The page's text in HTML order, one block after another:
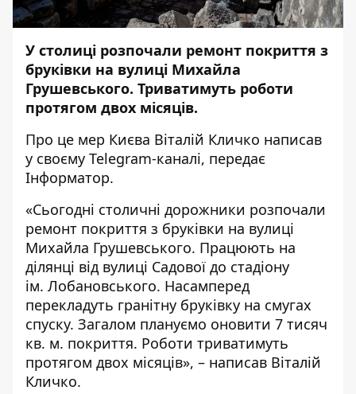
У столиці розпочали ремонт покриття з
бруківки на вулиці Михайла
Грушевського. Триватимуть роботи
протягом двох місяців.
Про це мер Києва Віталій Кличко написав
у своєму Telegram-каналі, передає
Інформатор.
«Сьогодні столичні дорожники розпочали
ремонт покриття з бруківки на вулиці
Михайла Грушевського. Працюють на
ділянці від вулиці Садової до стадіону
ім. Лобановського. Насамперед
перекладуть гранітну бруківку на смугах
спуску. Загалом плануємо оновити 7 тисяч
кв. м. покриття. Роботи триватимуть
протягом двох місяців», – написав Віталій
Кличко.